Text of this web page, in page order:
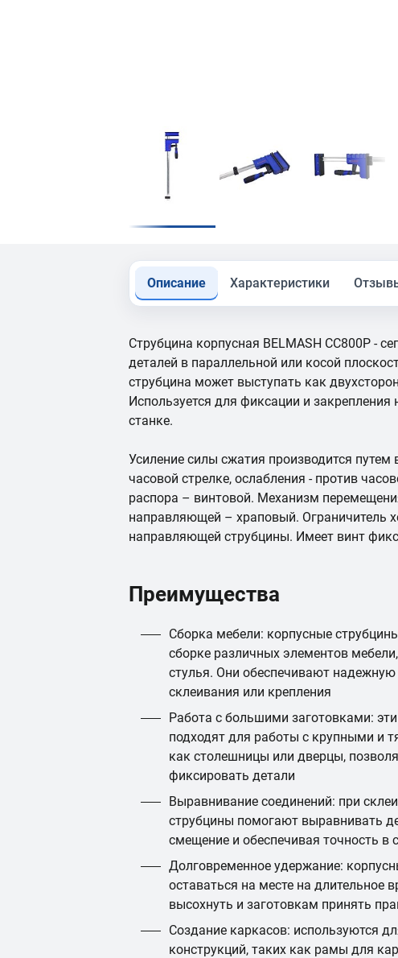
Описание Характеристики
Струбцина корпусная BELMASH СС800P -
деталей в параллельной или косой
струбцина может выступать как
Используется для фиксации и закрепления
станке.
Усиление силы сжатия производится
часовой стрелке, ослабления - против
распора – винтовой. Механизм
направляющей – храповый. Ограничитель
направляющей струбцины. Имеет винт
Преимущества
Сборка мебели: корпусные
сборке различных элементов
стулья. Они обеспечивают
склеивания или крепления
Работа с большими заготовками:
подходят для работы с крупными и
как столешницы или дверцы,
фиксировать детали
Выравнивание соединений: при
струбцины помогают выравнивать
смещение и обеспечивая точность в
Долговременное удержание:
оставаться на месте на длительное
высохнуть и заготовкам принять
Создание каркасов: используются
конструкций, таких как рамы для